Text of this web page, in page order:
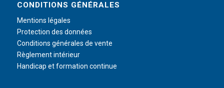
CONDITIONS GÉNÉRALES
Mentions légales
Protection des données
Conditions générales de vente
Règlement intérieur
Handicap et formation continue